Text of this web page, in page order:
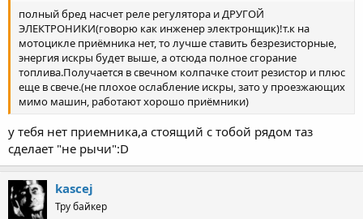
полный бред насчет реле регулятора и ДРУГОЙ
ЭЛЕКТРОНИКИ(говорю как инженер электронщик)!т.к на
мотоцикле приёмника нет, то лучше ставить безрезисторные,
энергия искры будет выше, а отсюда полное сгорание
топлива.Получается в свечном колпачке стоит резистор и плюс
еще в свече.(не плохое ослабление искры, зато у проезжающих
мимо машин, работают хорошо приёмники)
у тебя нет приемника,а стоящий с тобой рядом таз
сделает "не рычи":D
kascej
Тру байкер